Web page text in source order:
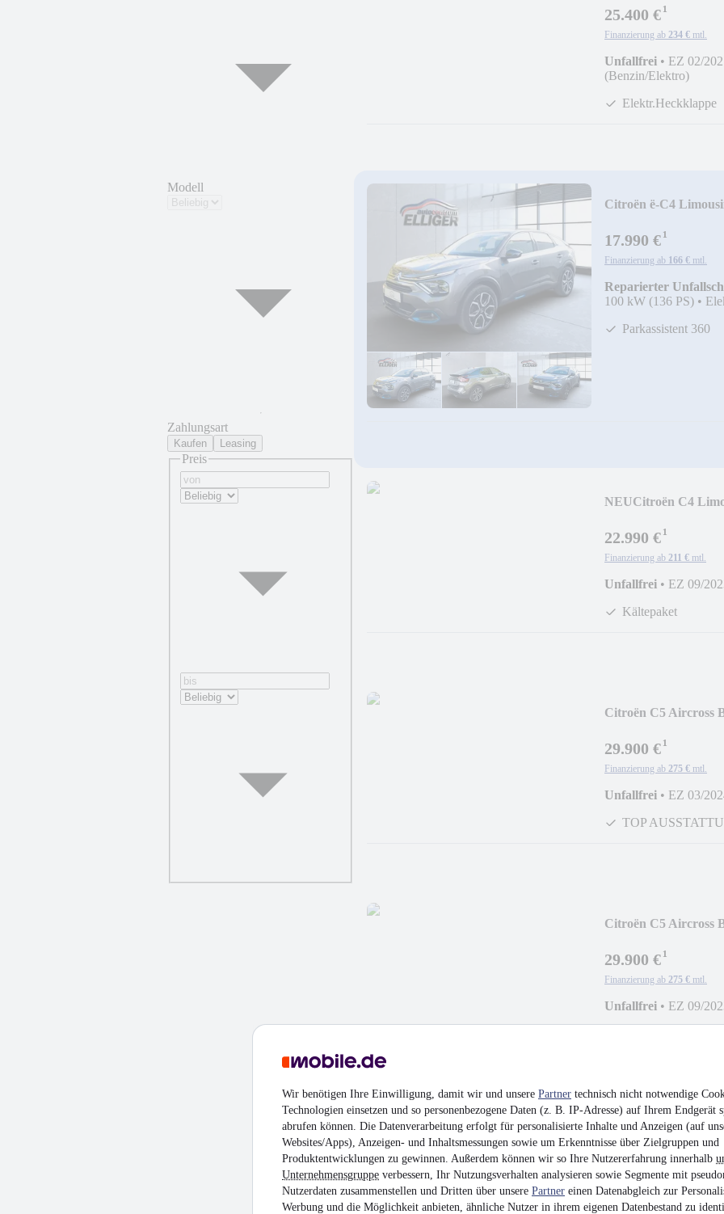
Wir benötigen Ihre Einwilligung, damit wir und unsere Partner technisch nicht notwendige
Technologien einsetzen und so personenbezogene Daten (z. B. IP-Adresse) auf Ihrem Endgerät
abrufen können. Die Datenverarbeitung erfolgt für personalisierte Inhalte und Anzeigen (auf
Websites/Apps), Anzeigen- und Inhaltsmessungen sowie um Erkenntnisse über Zielgruppen und
Produktentwicklungen zu gewinnen. Außerdem können wir so Ihre Nutzererfahrung innerhalb
Unternehmensgruppe verbessern, Ihr Nutzungsverhalten analysieren sowie Segmente mit
Nutzerdaten zusammenstellen und Dritten über unsere Partner einen Datenabgleich zur
Werbung und die Möglichkeit anbieten, ähnliche Nutzer in ihrem eigenen Datenbestand zu
Modell
Zahlungsart
Kaufen Leasing
Preis
25.400 €¹
Finanzierung ab 234 € mtl.
Unfallfrei • EZ 02/
(Benzin/Elektro)
Elektr.Heckklappe
Citroën ë-C4
17.990 €¹
Finanzierung ab 166 € mtl.
Reparierter
100 kW (136 PS) •
Parkassistent 360
NEUCitroën C4
22.990 €¹
Finanzierung ab 211 € mtl.
Unfallfrei • EZ 09/
Kältepaket
Citroën C5 Aircross
29.900 €¹
Finanzierung ab 275 € mtl.
Unfallfrei • EZ 03/
TOP
Citroën C5 Aircross
29.900 €¹
Finanzierung ab 275 € mtl.
Unfallfrei • EZ 09/
Citroën C5 Aircross
29.900 €¹
Finanzierung ab 275 € mtl.